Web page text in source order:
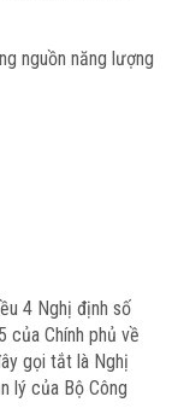
nguồn năng lượng
4 Nghị định số
của Chính phủ về
gọi tắt là Nghị
lý của Bộ Công